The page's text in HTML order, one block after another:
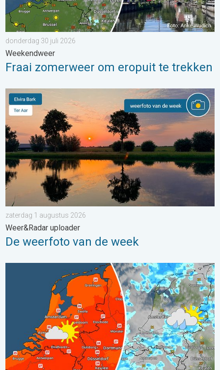
donderdag 30 juli 2026
Weekendweer
Fraai zomerweer om eropuit te trekken
De weerfoto van de week. Weer&Radar uploader. . . zaterdag
zaterdag 1 augustus 2026
Weer&Radar uploader
De weerfoto van de week
Zomerse zaterdag, buiige zondag. Weekendweer. . . vrijdag